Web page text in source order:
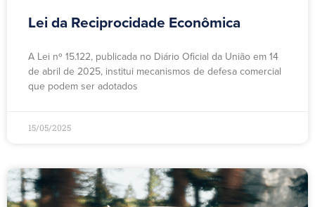
Lei da Reciprocidade Econômica
A Lei nº 15.122, publicada no Diário Oficial da União em 14
de abril de 2025, institui mecanismos de defesa comercial
que podem ser adotados
15/05/2025